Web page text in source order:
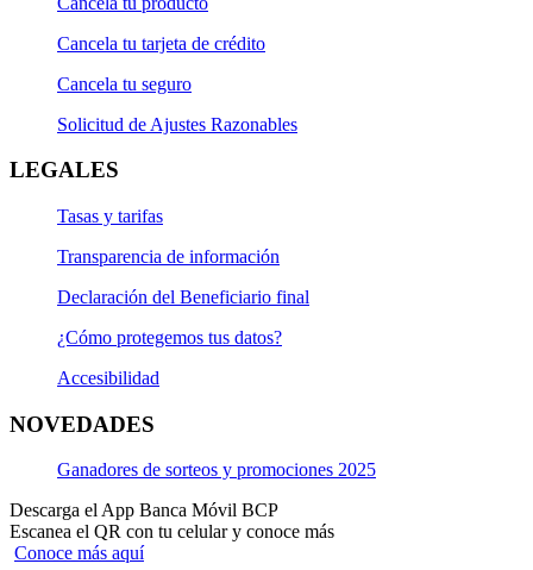
Cancela tu tarjeta de crédito
Cancela tu seguro
Solicitud de Ajustes Razonables
LEGALES
Tasas y tarifas
Transparencia de información
Declaración del Beneficiario final
¿Cómo protegemos tus datos?
Accesibilidad
NOVEDADES
Ganadores de sorteos y promociones 2025
Descarga el App Banca Móvil BCP
Escanea el QR con tu celular y conoce más
Conoce más aquí